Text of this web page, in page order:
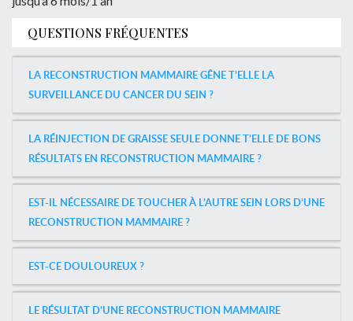
QUESTIONS FRÉQUENTES
LA RECONSTRUCTION MAMMAIRE GÊNE T’ELLE LA
SURVEILLANCE DU CANCER DU SEIN ?
LA RÉINJECTION DE GRAISSE SEULE DONNE T’ELLE DE BONS
RÉSULTATS EN RECONSTRUCTION MAMMAIRE ?
EST-IL NÉCESSAIRE DE TOUCHER À L’AUTRE SEIN LORS D’UNE
RECONSTRUCTION MAMMAIRE ?
EST-CE DOULOUREUX ?
LE RÉSULTAT D’UNE RECONSTRUCTION MAMMAIRE